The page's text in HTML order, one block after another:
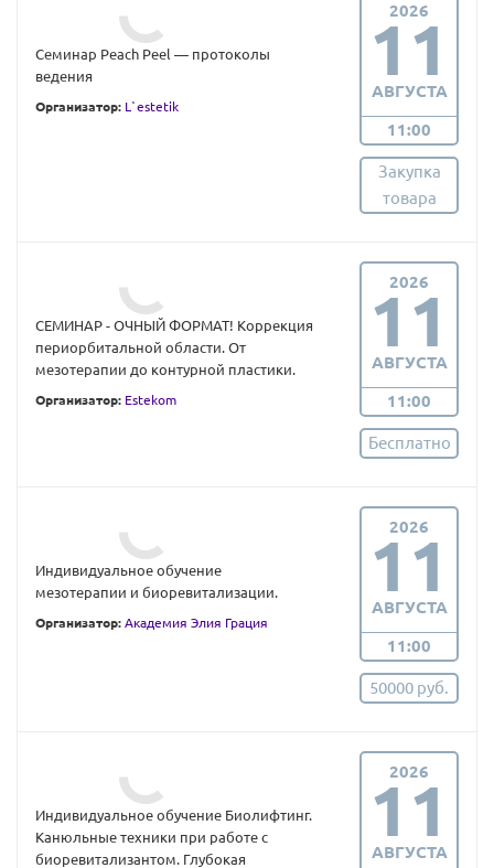
Семинар Peach Peel — протоколы
ведения
Организатор: L`estetik
2026
11
АВГУСТА
11:00
Закупка
товара
СЕМИНАР - ОЧНЫЙ ФОРМАТ! Коррекция
периорбитальной области. От
мезотерапии до контурной пластики.
Организатор: Estekom
2026
11
АВГУСТА
11:00
Бесплатно
Индивидуальное обучение
мезотерапии и биоревитализации.
Организатор: Академия Элия Грация
2026
11
АВГУСТА
11:00
50000 руб.
Индивидуальное обучение Биолифтинг.
Канюльные техники при работе с
биоревитализантом. Глубокая
2026
11
АВГУСТА